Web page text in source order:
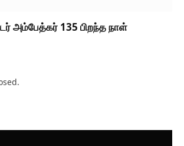
அம்பேத்கர் 135 பிறந்த நாள்